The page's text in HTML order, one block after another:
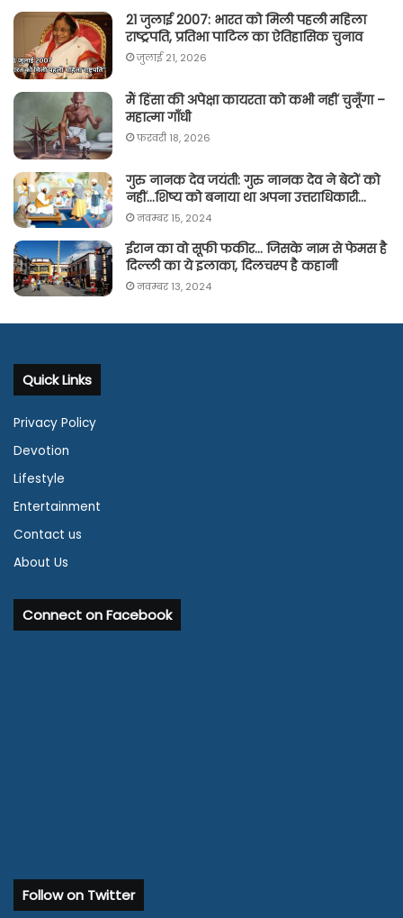
21 जुलाई 2007: भारत को मिली पहली महिला
राष्ट्रपति, प्रतिभा पाटिल का ऐतिहासिक चुनाव
जुलाई 21, 2026
मैं हिंसा की अपेक्षा कायरता को कभी नहीं चुनूँगा –
महात्मा गाँधी
फ़रवरी 18, 2026
गुरु नानक देव जयंती: गुरु नानक देव ने बेटों को
नहीं…शिष्य को बनाया था अपना उत्तराधिकारी…
नवम्बर 15, 2024
ईरान का वो सूफी फकीर… जिसके नाम से फेमस है
दिल्ली का ये इलाका, दिलचस्प है कहानी
नवम्बर 13, 2024
Quick Links
Privacy Policy
Devotion
Lifestyle
Entertainment
Contact us
About Us
Connect on Facebook
Follow on Twitter